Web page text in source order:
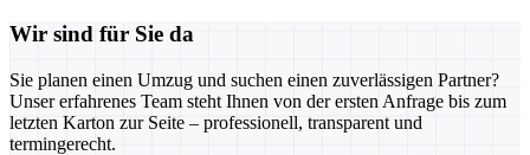
Wir sind für Sie da
Sie planen einen Umzug und suchen einen zuverlässigen Partner?
Unser erfahrenes Team steht Ihnen von der ersten Anfrage bis zum
letzten Karton zur Seite – professionell, transparent und
termingerecht.